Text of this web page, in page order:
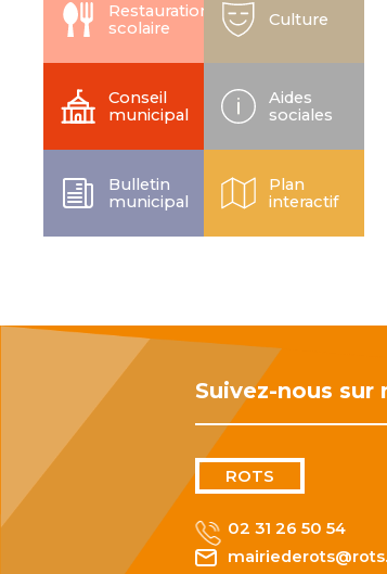
Restauration
scolaire
Culture
Conseil
municipal
Aides
sociales
Bulletin
municipal
Plan
interactif
Suivez-nous sur
ROTS
02 31 26 50 54